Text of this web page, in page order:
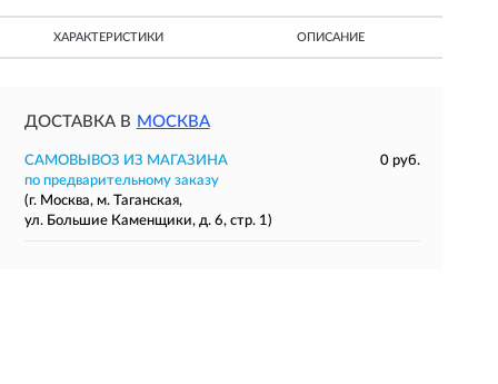
ХАРАКТЕРИСТИКИ ОПИСАНИЕ
ДОСТАВКА В МОСКВА
САМОВЫВОЗ ИЗ МАГАЗИНА
0 руб.
по предварительному заказу
(г. Москва, м. Таганская,
ул. Большие Каменщики, д. 6, стр. 1)